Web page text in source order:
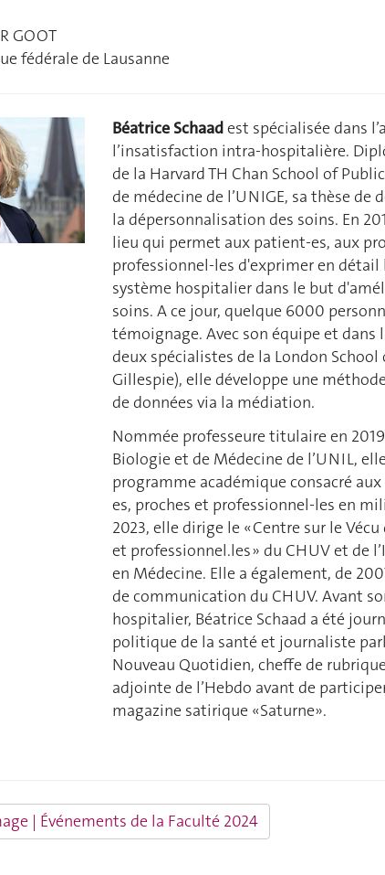
GOOT
fédérale de Lausanne
Béatrice Schaadest spécialisée dans
l’insatisfaction intra-hospitalière.
de la Harvard TH Chan School of
de médecine de l’UNIGE, sa thèse de
la dépersonnalisation des soins. En
lieu qui permet aux patient-es, aux
professionnel-les d'exprimer en
système hospitalier dans le but
soins. A ce jour, quelque 6000
témoignage. Avec son équipe et dans
deux spécialistes de la London School
Gillespie), elle développe une
de données via la médiation.
Nommée professeure titulaire en
Biologie et de Médecine de l’UNIL,
programme académique consacré
es, proches et professionnel-les en
2023, elle dirige le « Centre sur le
et professionnel.les » du CHUV et de
en Médecine. Elle a également, de
de communication du CHUV. Avant
hospitalier, Béatrice Schaad a été
politique de la santé et journaliste
Nouveau Quotidien, cheffe de
adjointe de l’Hebdo avant de
magazine satirique «Saturne».
| Événements de la Faculté 2024